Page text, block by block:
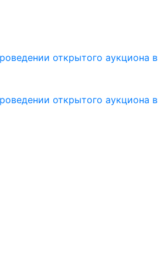
открытого аукциона
открытого аукциона